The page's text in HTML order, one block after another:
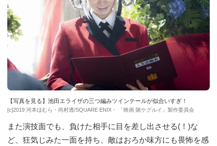
【写真を見る】池田エライザの三つ編みツインテールが似合いすぎ！
[c]2019 河本ほむら・尚村透/SQUARE ENIX・ 「映画 賭ケグルイ」製作委員会
また演技面でも、負けた相手に目を差し出させる(！)な
ど、狂気じみた一面を持ち、敵はおろか味方にも畏怖を感